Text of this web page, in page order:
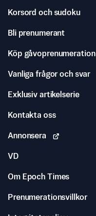
Korsord och sudoku
Bli prenumerant
Köp gåvoprenumeration
Vanliga frågor och svar
Exklusiv artikelserie
Kontakta oss
Annonsera
VD
Om Epoch Times
Prenumerationsvillkor